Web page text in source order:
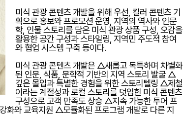
미식 관광 콘텐츠 개발을 위해 우선, 킬러 콘텐츠 기
획으로 홍보와 프로모션 운영, 지역의 역사와 인문
학, 인물 스토리를 담은 미식 관광 상품 구성, 오감을
활용한 공간 구성과 스타일링, 지역민 주도적 참여
와 협업 시스템 구축 등이다.
미식 관광 콘텐츠 개발은 △새롭고 독특하며 차별화
된 인문, 식품, 문학적 기반의 지역 스토리 발굴 △
깊은 몰입과 특별한 경험을 위한 스토리텔링 △제철
이라는 계절성과 로컬 스토리를 덧입힌 미식 콘텐츠
구성으로 고객 만족도 상승 △지속 가능한 투어 프
화와 교육지원 △모듈화된 프로그램 개발로 다른 지